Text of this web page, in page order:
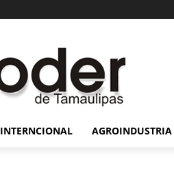
INTERNCIONAL AGROINDUSTRIA